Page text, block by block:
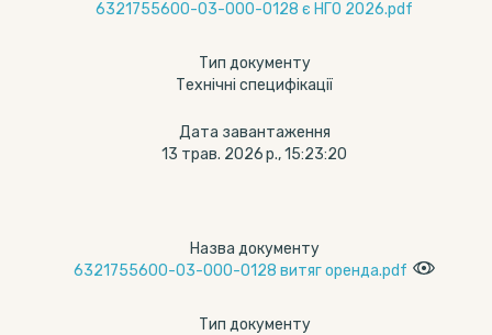
6321755600-03-000-0128 є НГО 2026.pdf
Тип документу
Технічні специфікації
Дата завантаження
13 трав. 2026 р., 15:23:20
Назва документу
6321755600-03-000-0128 витяг оренда.pdf
Тип документу